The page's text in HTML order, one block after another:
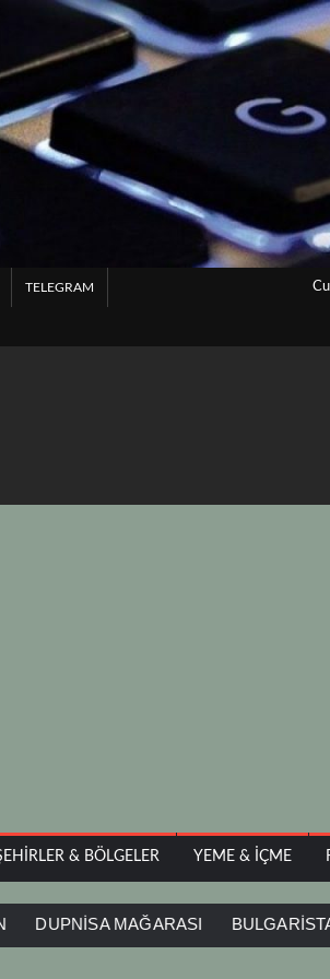
TELEGRAM
& BÖLGELER YEME & İÇME
MAĞARASI BULGARİSTAN